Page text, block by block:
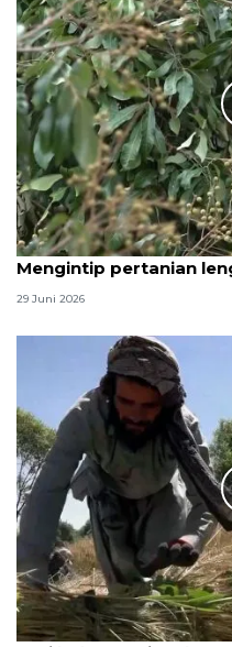
Mengintip pertanian
29 Juni 2026